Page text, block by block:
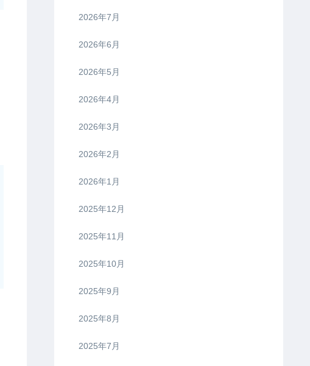
2026年7月
2026年6月
2026年5月
2026年4月
2026年3月
2026年2月
2026年1月
2025年12月
2025年11月
2025年10月
2025年9月
2025年8月
2025年7月